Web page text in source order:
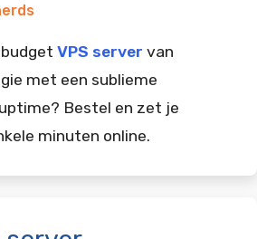
VPS server van
met een sublieme
Bestel en zet je
minuten online.